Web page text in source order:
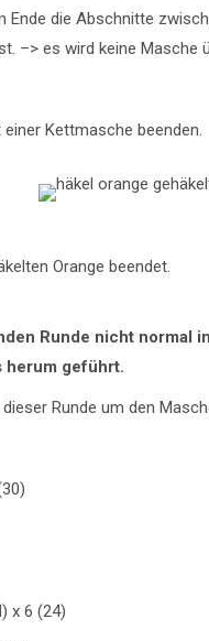
Ende die Abschnitte
–> es wird keine Masche
Kettmasche beenden.
Orange beendet.
Runde nicht normal
herum geführt.
Runde um den
x 6 (24)